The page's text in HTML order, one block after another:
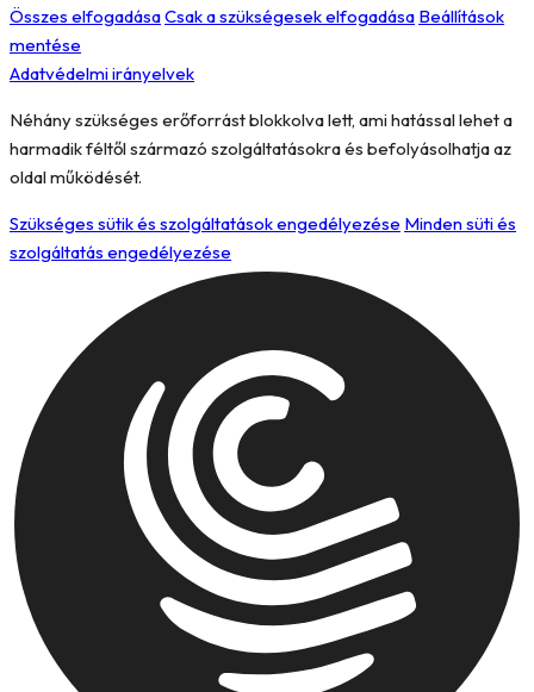
Összes elfogadásaCsak a szükségesek elfogadása Beállítások
mentése
Adatvédelmi irányelvek
Néhány szükséges erőforrást blokkolva lett, ami hatással lehet a
harmadik féltől származó szolgáltatásokra és befolyásolhatja az
oldal működését.
Szükséges sütik és szolgáltatások engedélyezése Minden süti és
szolgáltatás engedélyezése